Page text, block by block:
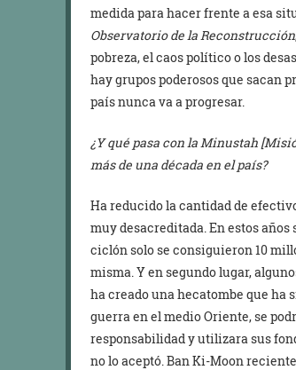
medida para hacer frente a esa
Observatorio de la Reconstrucción
pobreza, el caos político o los
hay grupos poderosos que sacan
país nunca va a progresar.
¿Y qué pasa con la Minustah
más de una década en el país?
Ha reducido la cantidad de
muy desacreditada. En estos
ciclón solo se consiguieron 10
misma. Y en segundo lugar,
ha creado una hecatombe que ha
guerra en el medio Oriente, se
responsabilidad y utilizara sus
no lo aceptó. Ban Ki-Moon